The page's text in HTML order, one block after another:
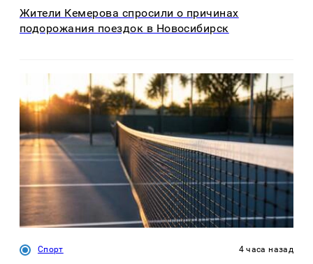
Жители Кемерова спросили о причинах
подорожания поездок в Новосибирск
Спорт 4 часа назад